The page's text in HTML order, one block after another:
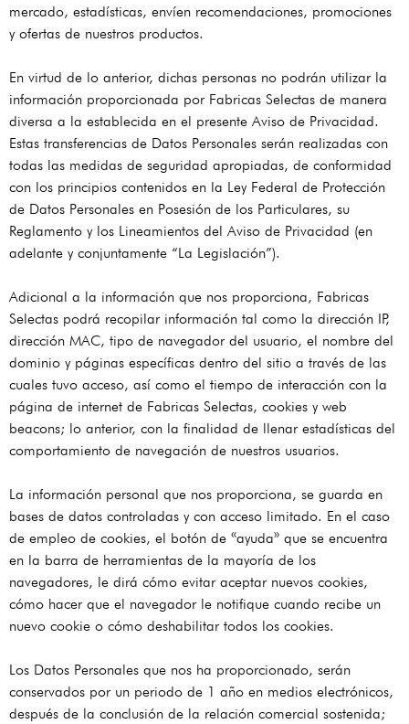
mercado, estadísticas, envíen recomendaciones, promociones
y ofertas de nuestros productos.
En virtud de lo anterior, dichas personas no podrán utilizar la
información proporcionada por Fabricas Selectas de manera
diversa a la establecida en el presente Aviso de Privacidad.
Estas transferencias de Datos Personales serán realizadas con
todas las medidas de seguridad apropiadas, de conformidad
con los principios contenidos en la Ley Federal de Protección
de Datos Personales en Posesión de los Particulares, su
Reglamento y los Lineamientos del Aviso de Privacidad (en
adelante y conjuntamente “La Legislación”).
Adicional a la información que nos proporciona, Fabricas
Selectas podrá recopilar información tal como la dirección IP,
dirección MAC, tipo de navegador del usuario, el nombre del
dominio y páginas específicas dentro del sitio a través de las
cuales tuvo acceso, así como el tiempo de interacción con la
página de internet de Fabricas Selectas, cookies y web
beacons; lo anterior, con la finalidad de llenar estadísticas del
comportamiento de navegación de nuestros usuarios.
La información personal que nos proporciona, se guarda en
bases de datos controladas y con acceso limitado. En el caso
de empleo de cookies, el botón de «ayuda» que se encuentra
en la barra de herramientas de la mayoría de los
navegadores, le dirá cómo evitar aceptar nuevos cookies,
cómo hacer que el navegador le notifique cuando recibe un
nuevo cookie o cómo deshabilitar todos los cookies.
Los Datos Personales que nos ha proporcionado, serán
conservados por un periodo de 1 año en medios electrónicos,
después de la conclusión de la relación comercial sostenida;